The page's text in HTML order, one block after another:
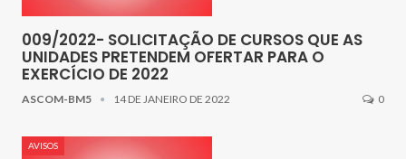
009/2022- SOLICITAÇÃO DE CURSOS QUE AS
UNIDADES PRETENDEM OFERTAR PARA O
EXERCÍCIO DE 2022
ASCOM-BM5 14 DE JANEIRO DE 2022 0
AVISOS